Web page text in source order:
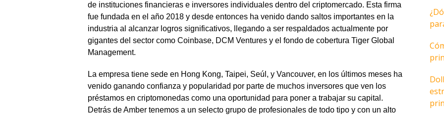
de instituciones financieras e inversores individuales dentro del criptomercado. Esta firma
fue fundada en el año 2018 y desde entonces ha venido dando saltos importantes en la
industria al alcanzar logros significativos, llegando a ser respaldados actualmente por
gigantes del sector como Coinbase, DCM Ventures y el fondo de cobertura Tiger Global
Management.
La empresa tiene sede en Hong Kong, Taipei, Seúl, y Vancouver, en los últimos meses ha
venido ganando confianza y popularidad por parte de muchos inversores que ven los
préstamos en criptomonedas como una oportunidad para poner a trabajar su capital.
Detrás de Amber tenemos a un selecto grupo de profesionales de todo tipo y con un alto